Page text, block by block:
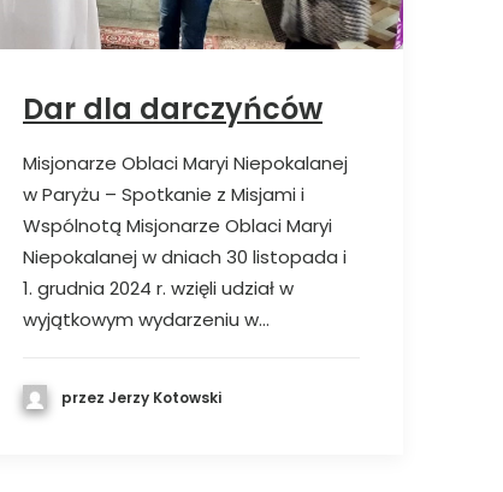
Dar dla darczyńców
Misjonarze Oblaci Maryi Niepokalanej
w Paryżu – Spotkanie z Misjami i
Wspólnotą Misjonarze Oblaci Maryi
Niepokalanej w dniach 30 listopada i
1. grudnia 2024 r. wzięli udział w
wyjątkowym wydarzeniu w…
przez Jerzy Kotowski